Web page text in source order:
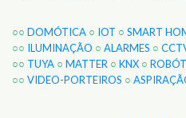
○○ DOMÓTICA ○ IOT ○ SMART
○○ ILUMINAÇÃO ○ ALARMES ○
○○ TUYA ○ MATTER ○ KNX ○
○○ VIDEO-PORTEIROS ○